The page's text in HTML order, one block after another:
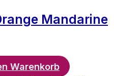
Mandarine
Warenkorb